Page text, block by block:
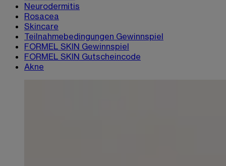
Neurodermitis
Rosacea
Skincare
Teilnahmebedingungen Gewinnspiel
FORMEL SKIN Gewinnspiel
FORMEL SKIN Gutscheincode
Akne